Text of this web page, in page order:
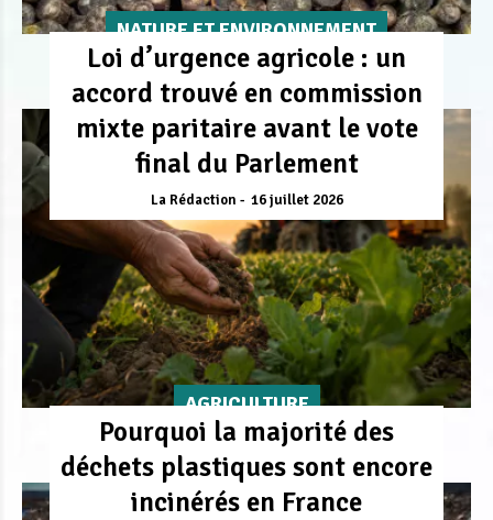
NATURE ET ENVIRONNEMENT
Loi d’urgence agricole : un
accord trouvé en commission
mixte paritaire avant le vote
final du Parlement
La Rédaction 16 juillet 2026
AGRICULTURE
Pourquoi la majorité des
déchets plastiques sont encore
incinérés en France